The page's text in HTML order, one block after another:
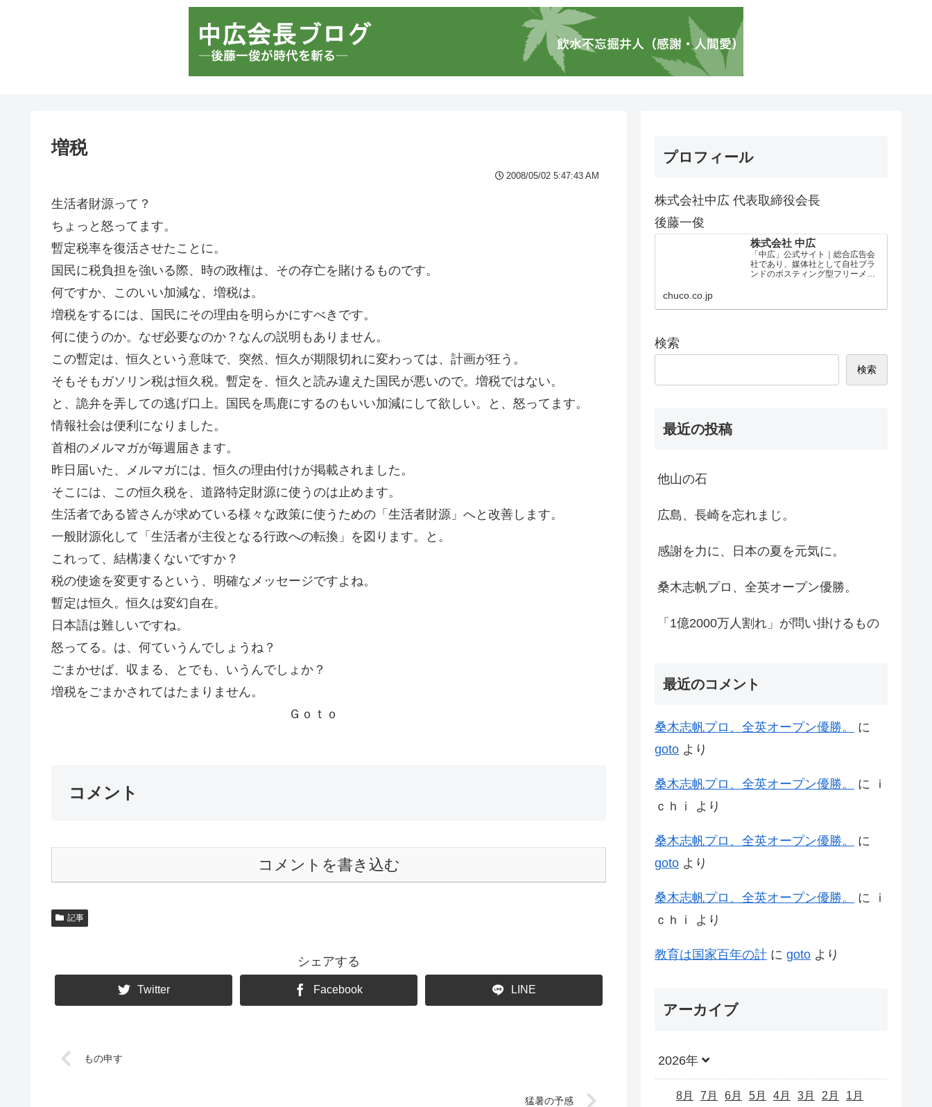
増税
2008/05/02 5:47:43 AM
生活者財源って？
ちょっと怒ってます。
暫定税率を復活させたことに。
国民に税負担を強いる際、時の政権は、その存亡を賭けるものです。
何ですか、このいい加減な、増税は。
増税をするには、国民にその理由を明らかにすべきです。
何に使うのか。なぜ必要なのか？なんの説明もありません。
この暫定は、恒久という意味で、突然、恒久が期限切れに変わっては、計画が狂う。
そもそもガソリン税は恒久税。暫定を、恒久と読み違えた国民が悪いので。増税ではない。
と、詭弁を弄しての逃げ口上。国民を馬鹿にするのもいい加減にして欲しい。と、怒ってます。
情報社会は便利になりました。
首相のメルマガが毎週届きます。
昨日届いた、メルマガには、恒久の理由付けが掲載されました。
そこには、この恒久税を、道路特定財源に使うのは止めます。
生活者である皆さんが求めている様々な政策に使うための「生活者財源」へと改善します。
一般財源化して「生活者が主役となる行政への転換」を図ります。と。
これって、結構凄くないですか？
税の使途を変更するという、明確なメッセージですよね。
暫定は恒久。恒久は変幻自在。
日本語は難しいですね。
怒ってる。は、何ていうんでしょうね？
ごまかせば、収まる、とでも、いうんでしょか？
増税をごまかされてはたまりません。
Ｇｏｔｏ
コメント
コメントを書き込む
記事
シェアする
Twitter Facebook LINE
もの申す
猛暑の予感
プロフィール
株式会社中広 代表取締役会長
後藤一俊
株式会社 中広
「中広」公式サイト｜総合広告会
社であり、媒体社として自社ブラ
ンドのポスティング型フリーメデ
chuco.co.jp
検索
検索
最近の投稿
他山の石
広島、長崎を忘れまじ。
感謝を力に、日本の夏を元気に。
桑木志帆プロ、全英オープン優勝。
「1億2000万人割れ」が問い掛けるもの
最近のコメント
桑木志帆プロ、全英オープン優勝。
に
goto より
桑木志帆プロ、全英オープン優勝。 に
ｉ
ｃｈｉ
より
桑木志帆プロ、全英オープン優勝。
に
goto より
桑木志帆プロ、全英オープン優勝。 に
ｉ
ｃｈｉ
より
教育は国家百年の計 に goto より
アーカイブ
2026年
8月 7月 6月 5月 4月 3月 2月 1月